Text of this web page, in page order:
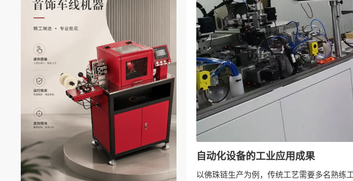
自动化设备的工业应用成果
以佛珠链生产为例，传统工艺需要多名熟练